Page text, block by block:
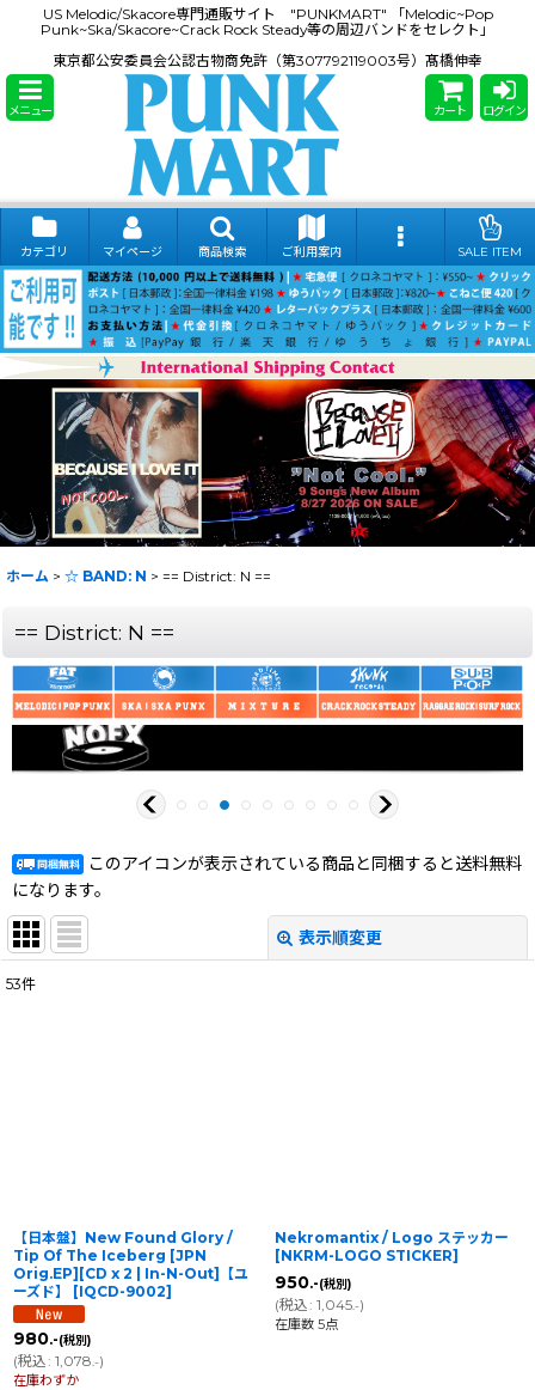
US Melodic/Skacore専門通販サイト "PUNKMART" 「Melodic~Pop
Punk~Ska/Skacore~Crack Rock Steady等の周辺バンドをセレクト」
東京都公安委員会公認古物商免許（第307792119003号）髙橋伸幸
メニュー カート ログイン
カテゴリ マイページ 商品検索 ご利用案内 SALE ITEM
ホーム > ☆ BAND: N > == District: N ==
== District: N ==
このアイコンが表示されている商品と同梱すると送料無料
になります。
表示順変更
53件
【日本盤】New Found Glory /
Tip Of The Iceberg [JPN
Orig.EP][CD x 2 | In-N-Out]【ユ
ーズド】
[IQCD-9002]
980.-(税別)
(税込: 1,078.-)
在庫わずか
Nekromantix / Logo ステッカー
[NKRM-LOGO STICKER]
950.-(税別)
(税込: 1,045.-)
在庫数 5点